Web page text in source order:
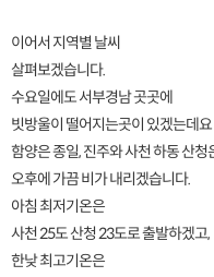
이어서 지역별 날씨
살펴보겠습니다.
수요일에도 서부경남 곳곳에
빗방울이 떨어지는곳이 있겠는데요
함양은 종일, 진주와 사천 하동 산청
오후에 가끔 비가 내리겠습니다.
아침 최저기온은
사천 25도 산청 23도로 출발하겠고,
한낮 최고기온은